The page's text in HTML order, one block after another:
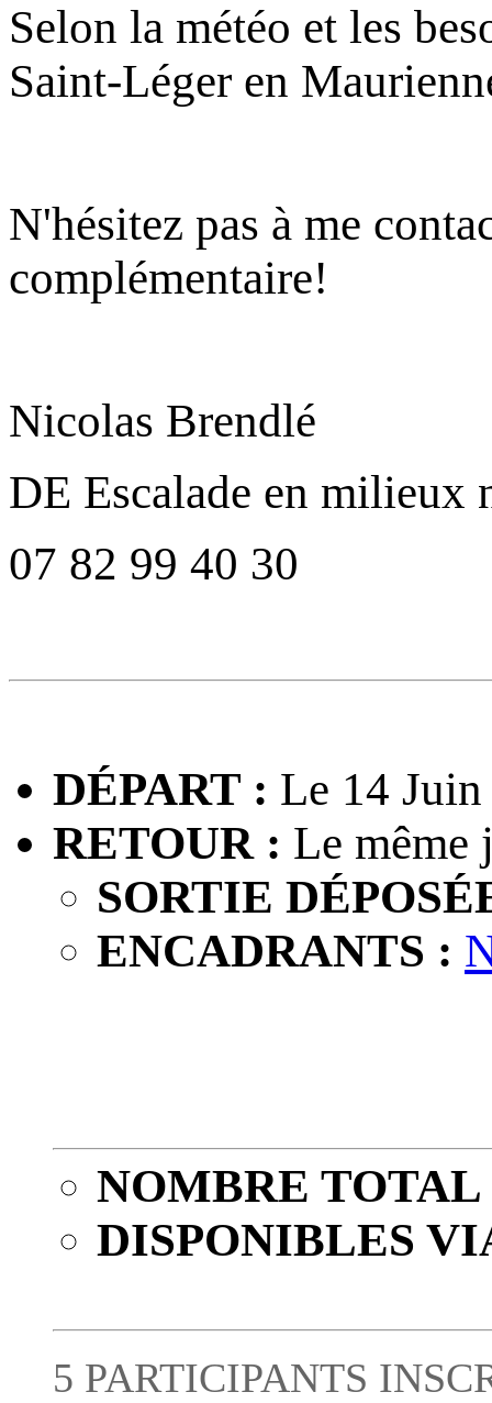
Selon la météo et les
Saint-Léger en
N'hésitez pas à me
complémentaire!
Nicolas Brendlé
DE Escalade en milieux
07 82 99 40 30
DÉPART : Le 14
RETOUR : Le même
SORTIE
ENCADRANTS :
NOMBRE TOTAL
DISPONIBLES
5 PARTICIPANTS